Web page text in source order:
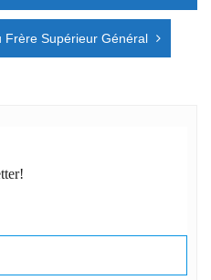
Frère Supérieur Général